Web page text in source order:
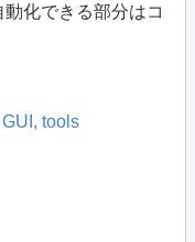
化できる部分はコ
tools